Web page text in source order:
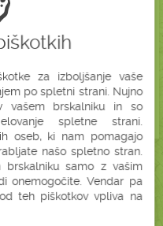
za izboljšanje vaše
po spletni strani. Nujno
vašem brskalniku in so
spletne strani.
oseb, ki nam pomagajo
našo spletno stran.
brskalniku samo z vašim
onemogočite. Vendar pa
teh piškotkov vpliva na